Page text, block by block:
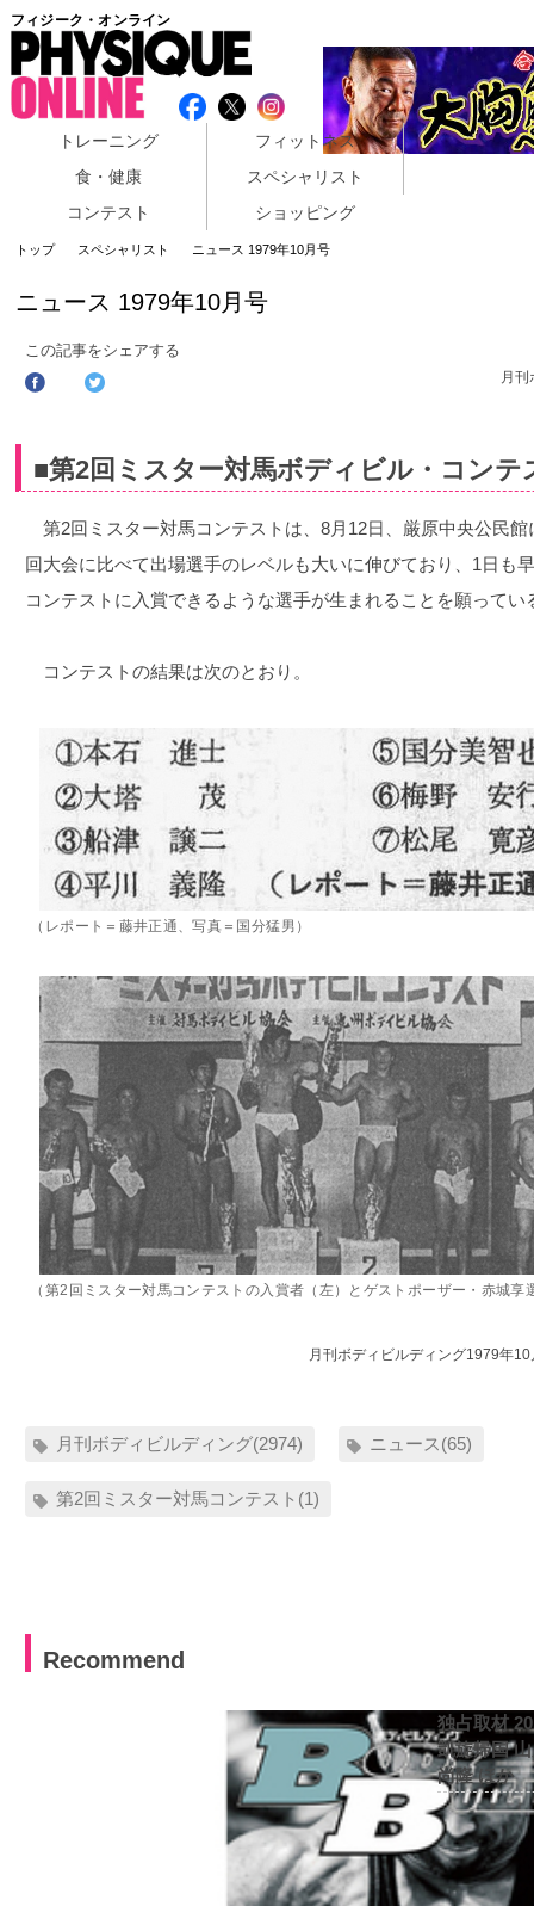
フィジーク・オンライン
トレーニング
フィットネス
食・健康
スペシャリスト
コンテスト
ショッピング
トップ スペシャリスト ニュース 1979年10月号
ニュース 1979年10月号
この記事をシェアする
月
■第2回ミスター対馬ボディビル・コンテ
第2回ミスター対馬コンテストは、8月12日、厳原中央公民
回大会に比べて出場選手のレベルも大いに伸びており、1日も
コンテストに入賞できるような選手が生まれることを願ってい
コンテストの結果は次のとおり。
（レポート＝藤井正通、写真＝国分猛男）
（第2回ミスター対馬コンテストの入賞者（左）とゲストポーザー・赤城享
月刊ボディビルディング1979年10
月刊ボディビルディング(2974) ニュース(65)
第2回ミスター対馬コンテスト(1)
Recommend
独占取材
凱旋帰国
尚隆 ほか